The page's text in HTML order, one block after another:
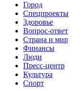
Город
Спецпроекты
Здоровье
Вопрос-ответ
Страна и мир
Финансы
Люди
Пресс-центр
Культура
Спорт